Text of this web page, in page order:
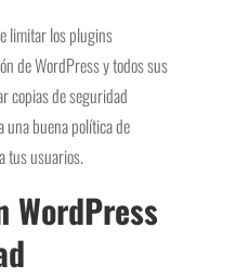
limitar los plugins
de WordPress y todos sus
copias de seguridad
una buena política de
tus usuarios.
WordPress